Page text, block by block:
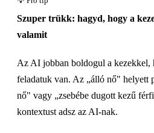
Szuper trükk: hagyd, hogy a
valamit
Az AI jobban boldogul a kezekkel,
feladatuk van. Az „álló nő" helyett
nő" vagy „zsebébe dugott kezű
kontextust adsz az AI-nak.